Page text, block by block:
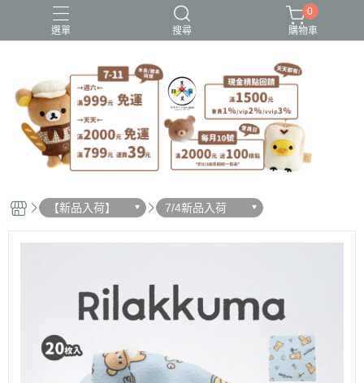
選單 搜尋
史努比歐拉夫 吉伊卡哇 憂傷馬戲團
拉拉熊
迪士尼-玩具總動員
0
購物車
【新品入荷】 7/4新品入荷